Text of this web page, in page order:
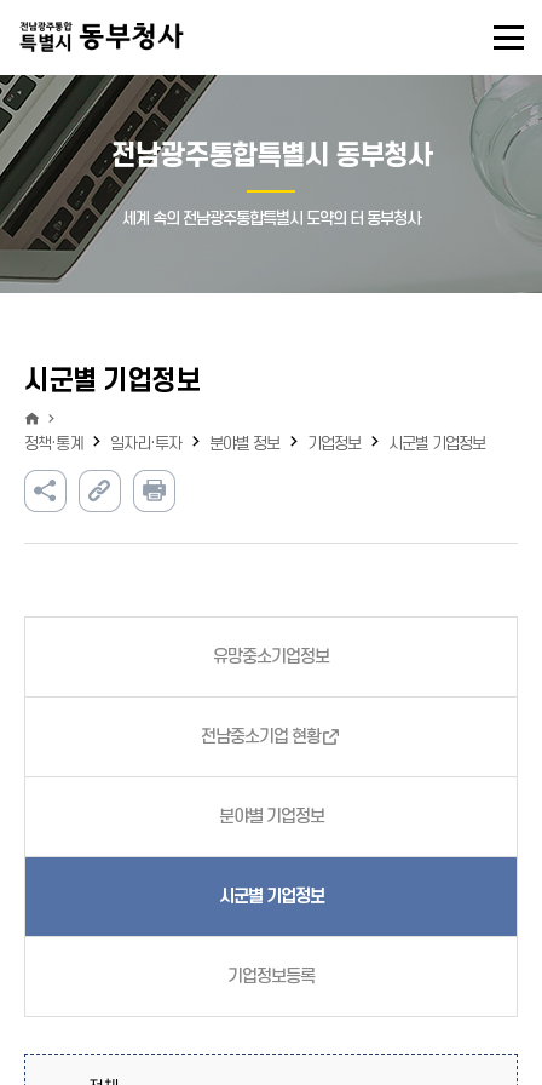
전남광주통합특별시 동부청사
세계 속의 전남광주통합특별시 도약의 터 동부청사
시군별 기업정보
정책·통계 일자리·투자 분야별 정보 기업정보 시군별 기업정보
유망중소기업정보
전남중소기업 현황
분야별 기업정보
시군별 기업정보
기업정보등록